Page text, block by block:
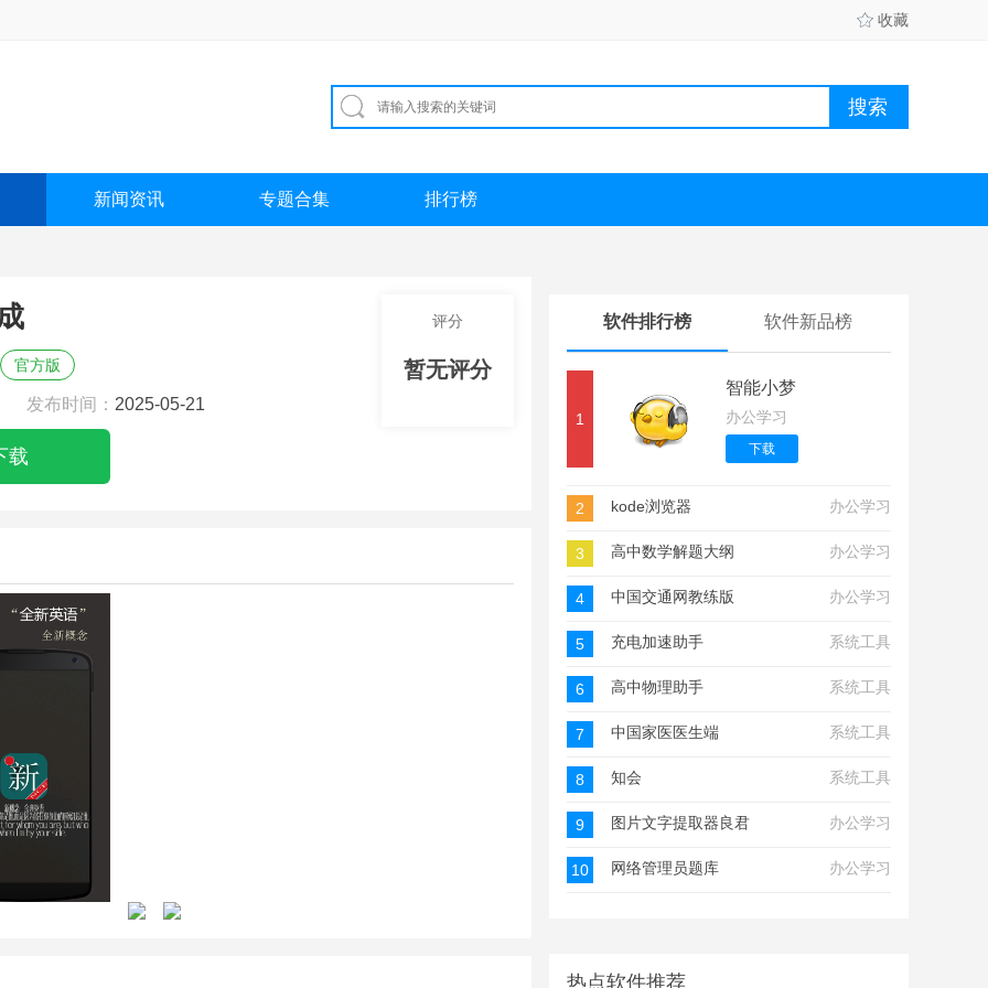
收藏
新闻资讯 专题合集 排行榜
官方版
发布时间： 2025-05-21
载
评分
暂无评分
软件排行榜 软件新品榜
1
智能小梦
办公学习
下载
2 kode浏览器 办公学习
3 高中数学解题大纲 办公学习
4 中国交通网教练版 办公学习
5 充电加速助手 系统工具
6 高中物理助手 系统工具
7 中国家医医生端 系统工具
8 知会 系统工具
9 图片文字提取器良君版 办公学习
10 网络管理员题库 办公学习
热点软件推荐